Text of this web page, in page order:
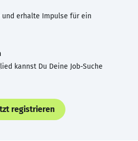
und erhalte Impulse für ein
kannst Du Deine Job-Suche
registrieren